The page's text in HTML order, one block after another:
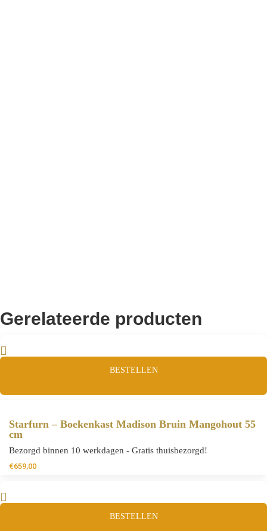
Gerelateerde producten
BESTELLEN
Starfurn – Boekenkast Madison Bruin Mangohout 55
cm
Bezorgd binnen 10 werkdagen - Gratis thuisbezorgd!
€659,00
BESTELLEN